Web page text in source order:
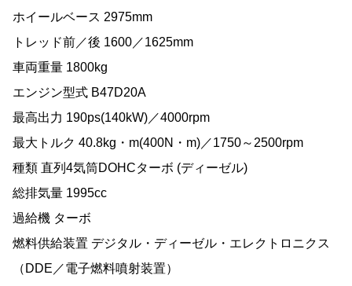
ホイールベース 2975mm
トレッド前／後 1600／1625mm
車両重量 1800kg
エンジン型式 B47D20A
最高出力 190ps(140kW)／4000rpm
最大トルク 40.8kg・m(400N・m)／1750～2500rpm
種類 直列4気筒DOHCターボ (ディーゼル)
総排気量 1995cc
過給機 ターボ
燃料供給装置 デジタル・ディーゼル・エレクトロニクス
（DDE／電子燃料噴射装置）